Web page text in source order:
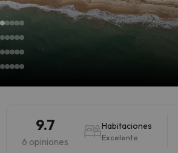
9.7
6 opiniones
Habitaciones
Excelente